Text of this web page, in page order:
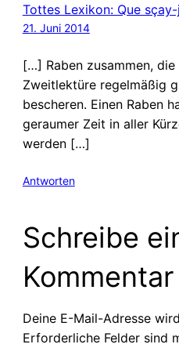
Tottes Lexikon: Que sçay-
21. Juni 2014
[…] Raben zusammen,
Zweitlektüre regelmäßig
bescheren. Einen Raben
geraumer Zeit in aller
werden […]
Antworten
Schreibe
Kommentar
Deine E-Mail-Adresse
Erforderliche Felder sind